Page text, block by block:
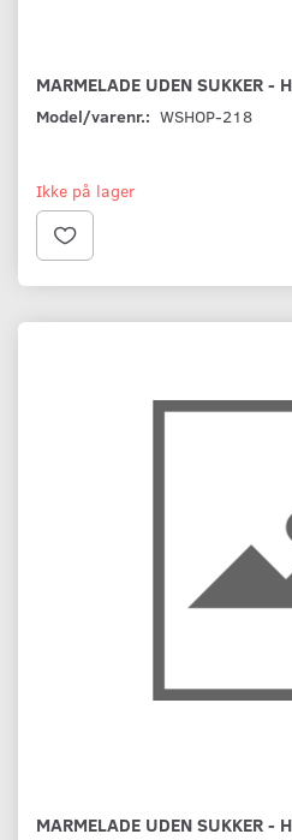
MARMELADE UDEN SUKKER -
Model/varenr.: WSHOP-218
Ikke på lager
MARMELADE UDEN SUKKER -